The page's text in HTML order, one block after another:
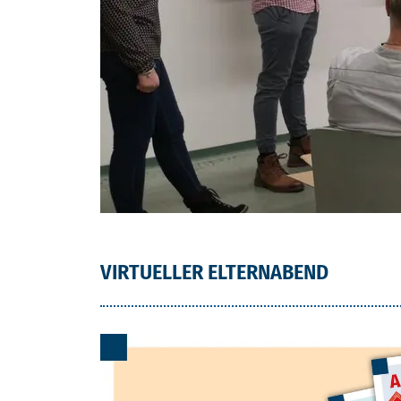
VIRTUELLER ELTERNABEND